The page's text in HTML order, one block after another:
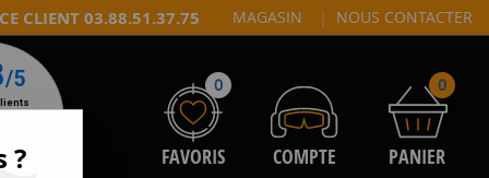
CLIENT 03.88.51.37.75 MAGASIN | NOUS CONTACTER
0
FAVORIS COMPTE
0
PANIER
?